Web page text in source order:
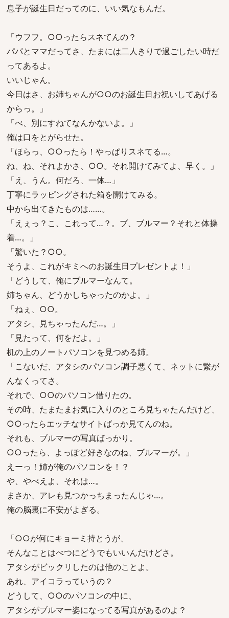
息子が誕生日だってのに、いい気なもんだ。
「ウフフ。○○ったらスネてんの？
パパとママだってさ、たまには二人きりで過ごしたい時だ
ってあるよ。
いいじゃん。
今日はさ、お姉ちゃんが○○のお誕生日お祝いしてあげる
からっ。」
「べ、別にすねてなんかないよ。」
俺は口をとがらせた。
「ほらっ、○○ったら！やっぱりスネてる…。
ね、ね、それよかさ、○○。それ開けてみてよ、早く。」
「え、うん。何だろ、一体…」
丁寧にラッピングされた箱を開けてみる。
中から出てきたものは……。
「えぇっ？こ、これって…？。ブ、ブルマー？それと体操
着…。」
「驚いた？○○。
そうよ、これがキミへのお誕生日プレゼントよ！」
「どうして、俺にブルマーなんて。
姉ちゃん、どうかしちゃったのかよ。」
「ねぇ、○○。
アタシ、見ちゃったんだ…。」
「見たって、何をだよ。」
机の上のノートパソコンを見つめる姉。
「こないだ、アタシのパソコン調子悪くて、ネットに繋が
んなくってさ。
それで、○○のパソコン借りたの。
その時、たまたまお気に入りのところ見ちゃたんだけど、
○○ったらエッチなサイトばっか見てんのね。
それも、ブルマーの写真ばっかり。
○○ったら、よっぽど好きなのね、ブルマーが。」
えーっ！姉が俺のパソコンを！？
や、やべえよ、それは…。
まさか、アレも見つかっちまったんじゃ…。
俺の脳裏に不安がよぎる。
「○○が何にキョーミ持とうが、
そんなことはべつにどうでもいいんだけどさ。
アタシがビックリしたのは他のことよ。
あれ、アイコラっていうの？
どうして、○○のパソコンの中に、
アタシがブルマー姿になってる写真があるのよ？